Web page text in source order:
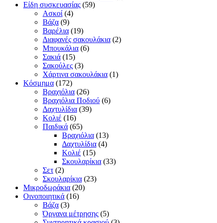
Είδη συσκευασίας (59)
Ασκοί (4)
Βάζα (9)
Βαρέλια (19)
Διαφανές σακουλάκια (2)
Μπουκάλια (6)
Σακιά (15)
Σακούλες (3)
Χάρτινα σακουλάκια (1)
Κόσμημα (172)
Βραχιόλια (26)
Βραχιόλια Ποδιού (6)
Δαχτυλίδια (39)
Κολιέ (16)
Παιδικά (65)
Βραχιόλια (13)
Δαχτυλίδια (4)
Κολιέ (15)
Σκουλαρίκια (33)
Σετ (2)
Σκουλαρίκια (23)
Μικροδωράκια (20)
Οινοποιητικά (16)
Βάζα (3)
Όργανα μέτρησης (5)